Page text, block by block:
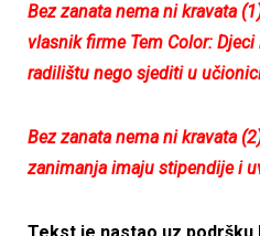
Bez zanata nema ni kravata
vlasnik firme Tem Color:
radilištu nego sjediti u
Bez zanata nema ni kravata
zanimanja imaju stipendije i